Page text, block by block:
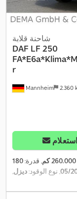
Mannheim 2.360
شاحنة قلابة
DAF LF 250
r
استعلام
260.000 كم , قدرة:180
05/, نوع الوقود:ديزل,
(TÜV):06/2026 يورو 6 ,